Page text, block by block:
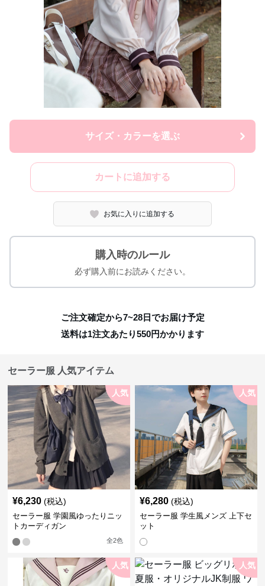
サイズ・カラーを選ぶ
カートに追加する
お気に入りに追加する
購入時のルール
必ず購入前にお読みください。
ご注文確定から7~28日でお届け予定
送料は1注文あたり550円かかります
セーラー服 人気アイテム
人気
¥6,230 (税込)
セーラー服 学園風ゆったりニッ
トカーディガン
全2色
人気
¥6,280 (税込)
セーラー服 学生風メンズ 上下セ
ット
人気 人気